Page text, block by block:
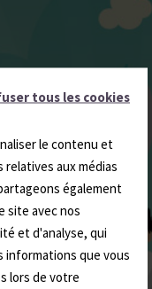
tous les cookies
le contenu et
aux médias
également
site avec nos
et d'analyse, qui
informations que vous
lors de votre